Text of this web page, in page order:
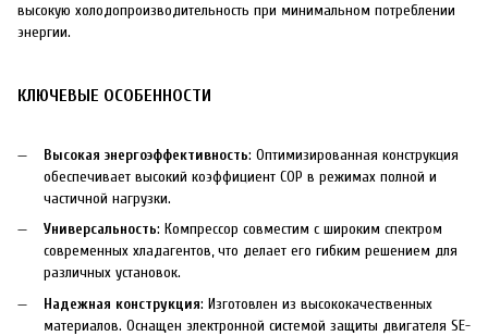
высокую холодопроизводительность при минимальном потреблении
энергии.
КЛЮЧЕВЫЕ ОСОБЕННОСТИ
Высокая энергоэффективность: Оптимизированная конструкция
обеспечивает высокий коэффициент COP в режимах полной и
частичной нагрузки.
Универсальность: Компрессор совместим с широким спектром
современных хладагентов, что делает его гибким решением для
различных установок.
Надежная конструкция: Изготовлен из высококачественных
материалов. Оснащен электронной системой защиты двигателя SE-